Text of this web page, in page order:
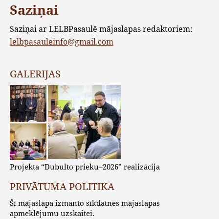
Saziņai
Saziņai ar LELBPasaulē mājaslapas redaktoriem:
lelbpasauleinfo@gmail.com
GALERIJAS
Projekta “Dubulto prieku–2026” realizācija
PRIVĀTUMA POLITIKA
Šī mājaslapa izmanto sīkdatnes mājaslapas
apmeklējumu uzskaitei.